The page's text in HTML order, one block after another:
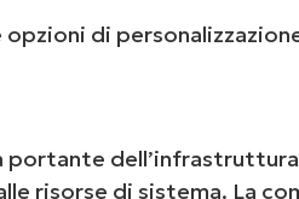
opzioni di
portante
risorse di sistema. La